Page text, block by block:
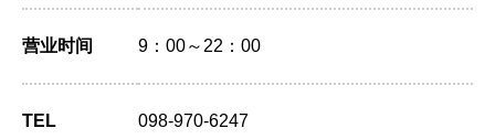
营业时间 9：00～22：00
TEL 098-970-6247